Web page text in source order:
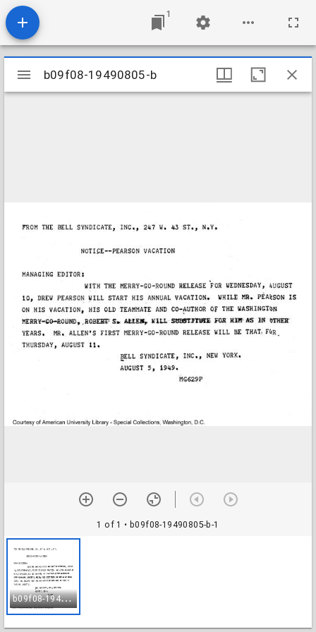
1
Mirador
viewer
b09f08-19490805-b
1 of 1 • b09f08-19490805-b-1
b
09f08-19490805-b-1
b09f08-19490805-b